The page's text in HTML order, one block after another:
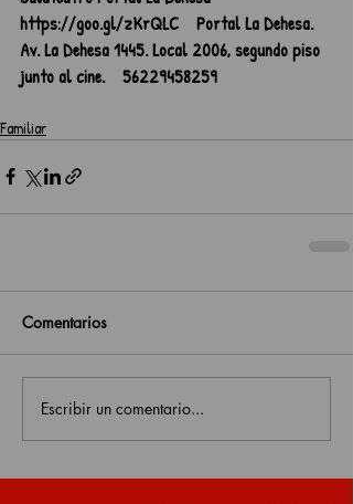
https://goo.gl/zKrQLC    Portal La Dehesa.
Av. La Dehesa 1445. Local 2006, segundo piso
junto al cine.    56229458259
Familiar
Comentarios
Escribir un comentario...